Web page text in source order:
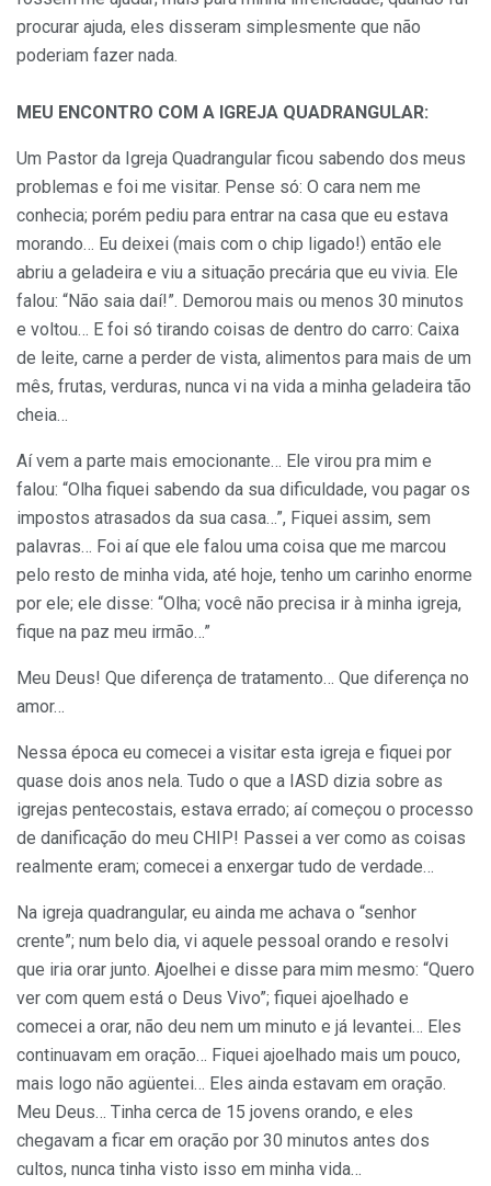
procurar ajuda, eles disseram simplesmente que não
poderiam fazer nada.
MEU ENCONTRO COM A IGREJA QUADRANGULAR:
Um Pastor da Igreja Quadrangular ficou sabendo dos meus
problemas e foi me visitar. Pense só: O cara nem me
conhecia; porém pediu para entrar na casa que eu estava
morando… Eu deixei (mais com o chip ligado!) então ele
abriu a geladeira e viu a situação precária que eu vivia. Ele
falou: “Não saia daí!”. Demorou mais ou menos 30 minutos
e voltou… E foi só tirando coisas de dentro do carro: Caixa
de leite, carne a perder de vista, alimentos para mais de um
mês, frutas, verduras, nunca vi na vida a minha geladeira tão
cheia…
Aí vem a parte mais emocionante… Ele virou pra mim e
falou: “Olha fiquei sabendo da sua dificuldade, vou pagar os
impostos atrasados da sua casa…”, Fiquei assim, sem
palavras… Foi aí que ele falou uma coisa que me marcou
pelo resto de minha vida, até hoje, tenho um carinho enorme
por ele; ele disse: “Olha; você não precisa ir à minha igreja,
fique na paz meu irmão…”
Meu Deus! Que diferença de tratamento… Que diferença no
amor…
Nessa época eu comecei a visitar esta igreja e fiquei por
quase dois anos nela. Tudo o que a IASD dizia sobre as
igrejas pentecostais, estava errado; aí começou o processo
de danificação do meu CHIP! Passei a ver como as coisas
realmente eram; comecei a enxergar tudo de verdade…
Na igreja quadrangular, eu ainda me achava o “senhor
crente”; num belo dia, vi aquele pessoal orando e resolvi
que iria orar junto. Ajoelhei e disse para mim mesmo: “Quero
ver com quem está o Deus Vivo”; fiquei ajoelhado e
comecei a orar, não deu nem um minuto e já levantei… Eles
continuavam em oração… Fiquei ajoelhado mais um pouco,
mais logo não agüentei… Eles ainda estavam em oração.
Meu Deus… Tinha cerca de 15 jovens orando, e eles
chegavam a ficar em oração por 30 minutos antes dos
cultos, nunca tinha visto isso em minha vida…